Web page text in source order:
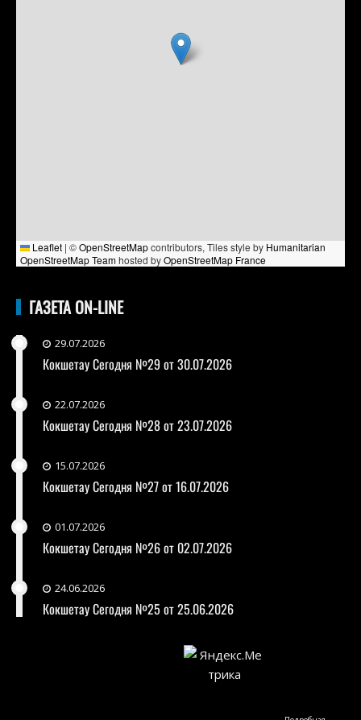
Leaflet | ©OpenStreetMapcontributors, Tiles style by Humanitarian
OpenStreetMap Teamhosted byOpenStreetMap France
ГАЗЕТА ON-LINE
29.07.2026
Кокшетау Сегодня №29 от 30.07.2026
22.07.2026
Кокшетау Сегодня №28 от 23.07.2026
15.07.2026
Кокшетау Сегодня №27 от 16.07.2026
01.07.2026
Кокшетау Сегодня №26 от 02.07.2026
24.06.2026
Кокшетау Сегодня №25 от 25.06.2026